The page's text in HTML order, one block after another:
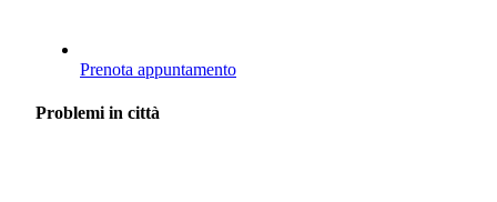
Prenota appuntamento
Problemi in città